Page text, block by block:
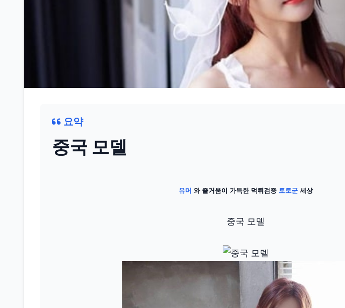
요약
중국 모델
유머 와 즐거움이 가득한 먹튀검증 토토군 세상
중국 모델